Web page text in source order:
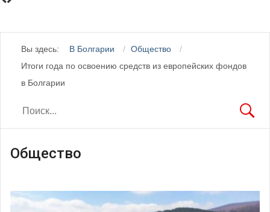
Вы здесь: В Болгарии
Общество
Итоги года по освоению средств из европейских фондов
в Болгарии
Общество